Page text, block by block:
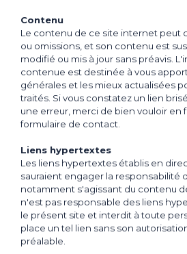
Contenu
Le contenu de ce site internet peut
ou omissions, et son contenu est
modifié ou mis à jour sans préavis.
contenue est destinée à vous
générales et les mieux actualisées
traités. Si vous constatez un lien
une erreur, merci de bien vouloir en
formulaire de contact.
Liens hypertextes
Les liens hypertextes établis en
sauraient engager la responsabilité
notamment s'agissant du contenu
n'est pas responsable des liens
le présent site et interdit à toute
place un tel lien sans son
préalable.
FRITEUSE
CONVIVIAUX
RACLETTE
WOK / FONDUE / TAJINE
CRÊPIÈRE
GAUFRIER / SNACK
FESTIF
DIVERS
ROBOT TONDEUSE